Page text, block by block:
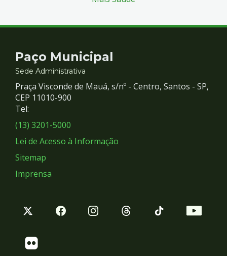
Contato
e
Redes
Sociais
Paço Municipal
Sede Administrativa
Praça Visconde de Mauá, s/nº - Centro, Santos - SP,
CEP 11010-900
Tel:
(13) 3201-5000
Lei de Acesso à Informação
Sitemap
Imprensa